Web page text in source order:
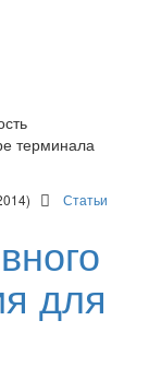
терминала
Статьи
для